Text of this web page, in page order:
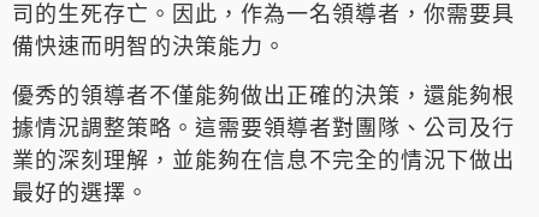
司的生死存亡。因此，作為一名領導者，你需要具
備快速而明智的決策能力。
優秀的領導者不僅能夠做出正確的決策，還能夠根
據情況調整策略。這需要領導者對團隊、公司及行
業的深刻理解，並能夠在信息不完全的情況下做出
最好的選擇。